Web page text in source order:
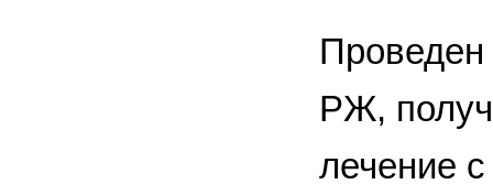
Проведен
РЖ,
лечение с